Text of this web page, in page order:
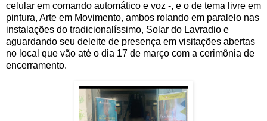
celular em comando automático e voz -, e o de tema livre em
pintura, Arte em Movimento, ambos rolando em paralelo nas
instalações do tradicionalíssimo, Solar do Lavradio e
aguardando seu deleite de presença em visitações abertas
no local que vão até o dia 17 de março com a cerimônia de
encerramento.